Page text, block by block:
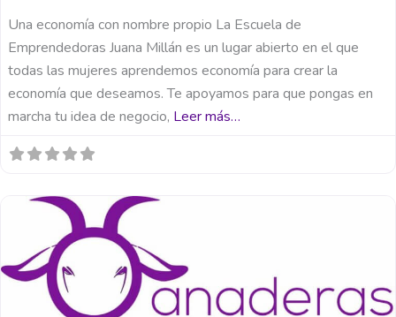
Una economía con nombre propio La Escuela de
Emprendedoras Juana Millán es un lugar abierto en el que
todas las mujeres aprendemos economía para crear la
economía que deseamos. Te apoyamos para que pongas en
marcha tu idea de negocio, Leer más…